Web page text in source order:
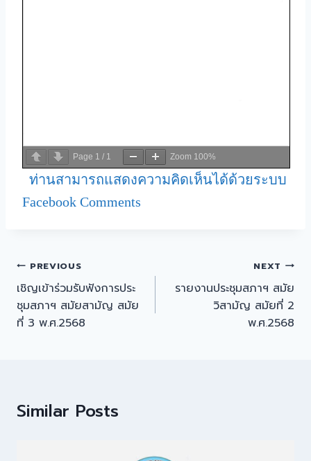
Page 1 / 1 Zoom 100%
ท่านสามารถแสดงความคิดเห็นได้ด้วยระบบ
Facebook Comments
PREVIOUS
เชิญเข้าร่วมรับฟังการประ
ชุมสภาฯ สมัยสามัญ สมัย
ที่ 3 พ.ศ.2568
NEXT
รายงานประชุมสภาฯ สมัย
วิสามัญ สมัยที่ 2
พ.ศ.2568
Similar Posts